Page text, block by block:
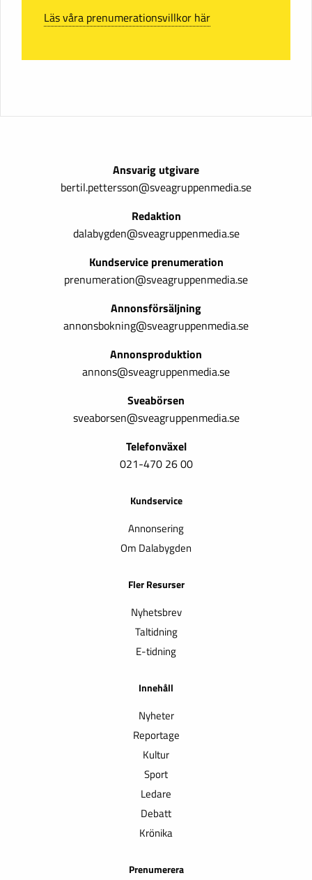
Läs våra prenumerationsvillkor här
Ansvarig utgivare
bertil.pettersson@sveagruppenmedia.se
Redaktion
dalabygden@sveagruppenmedia.se
Kundservice prenumeration
prenumeration@sveagruppenmedia.se
Annonsförsäljning
annonsbokning@sveagruppenmedia.se
Annonsproduktion
annons@sveagruppenmedia.se
Sveabörsen
sveaborsen@sveagruppenmedia.se
Telefonväxel
021-470 26 00
Kundservice
Annonsering
Om Dalabygden
Fler Resurser
Nyhetsbrev
Taltidning
E-tidning
Innehåll
Nyheter
Reportage
Kultur
Sport
Ledare
Debatt
Krönika
Prenumerera